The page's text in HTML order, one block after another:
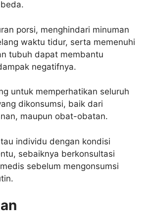
porsi, menghindari minuman
waktu tidur, serta memenuhi
tubuh dapat membantu
negatifnya.
untuk memperhatikan seluruh
dikonsumsi, baik dari
maupun obat-obatan.
individu dengan kondisi
sebaiknya berkonsultasi
sebelum mengonsumsi